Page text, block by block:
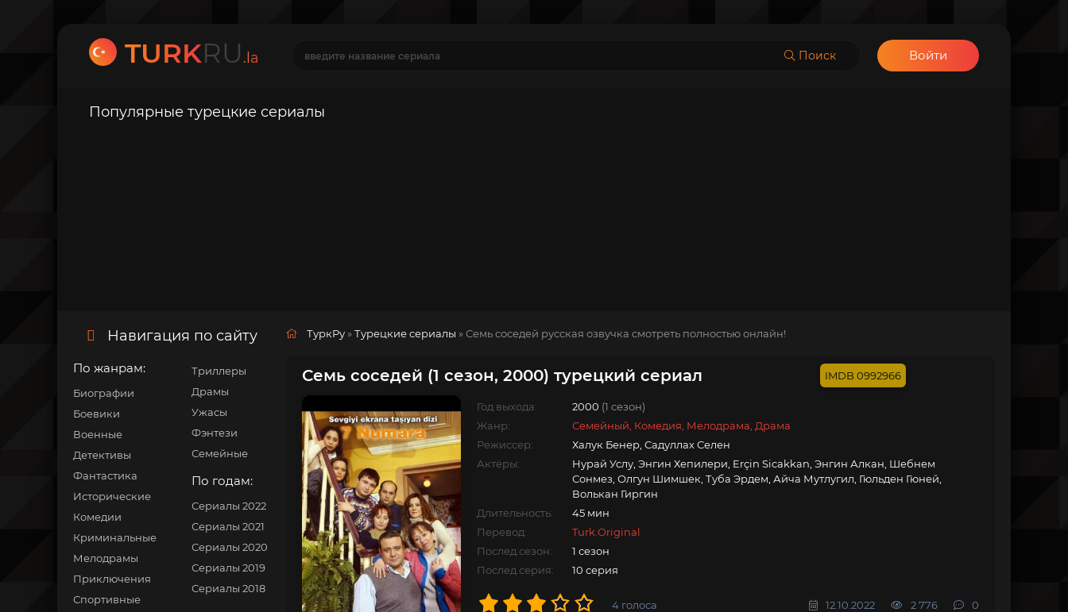
TURKRU .la Поиск Войти
Популярные турецкие сериалы
Навигация по сайту
По жанрам:
Биографии
Боевики
Военные
Детективы
Фантастика
Исторические
Комедии
Криминальные
Мелодрамы
Приключения
Спортивные
Триллеры
Драмы
Ужасы
Фэнтези
Семейные
По годам:
Сериалы 2022
Сериалы 2021
Сериалы 2020
Сериалы 2019
Сериалы 2018
ТуркРу »Турецкие сериалы » Семь соседей русская озвучка смотреть полностью онлайн!
Семь соседей (1 сезон, 2000) турецкий сериал 0992966
Год выхода: 2000 (1 сезон)
Жанр:
Семейный, Комедия, Мелодрама, Драма
Режиссер:
Халук Бенер, Садуллах Селен
Актёры:
Нурай Услу, Энгин Хепилери, Erçin Sicakkan, Энгин Алкан, Шебнем
Сонмез, Олгун Шимшек, Туба Эрдем, Айча Мутлугил, Гюльден Гюней,
Волькан Гиргин
Длительность:
45 мин
Перевод:
Turk.Original
Послед.сезон:
1 сезон
Послед.серия:
10 серия
4 голоса 12.10.2022 2 776 0